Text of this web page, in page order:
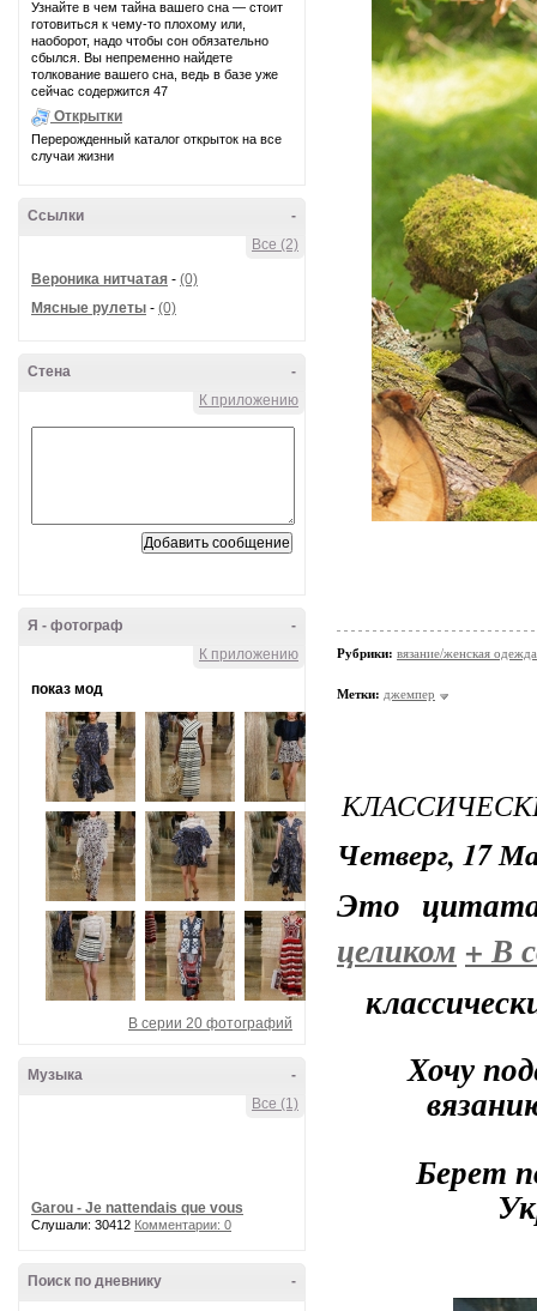
Узнайте в чем тайна вашего сна — стоит
готовиться к чему-то плохому или,
наоборот, надо чтобы сон обязательно
сбылся. Вы непременно найдете
толкование вашего сна, ведь в базе уже
сейчас содержится 47
Открытки
Перерожденный каталог открыток на все
случаи жизни
-
Ссылки
Все (2)
Вероника нитчатая - (0)
Мясные рулеты - (0)
-
Стена
К приложению
-
Я - фотограф
К приложению
показ мод
В серии 20 фотографий
-
Музыка
Все (1)
Garou - Je nattendais que vous
Слушали: 30412 Комментарии: 0
-
Поиск по дневнику
Рубрики: вязание/женская одежда
Метки: джемпер
Четверг, 17
Это
целиком +В
Хочу
Берет